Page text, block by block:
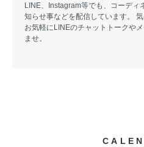
LINE、Instagram等でも、コーディ
知らせ事などを配信しています。
お気軽にLINEのチャットトークや
ませ。